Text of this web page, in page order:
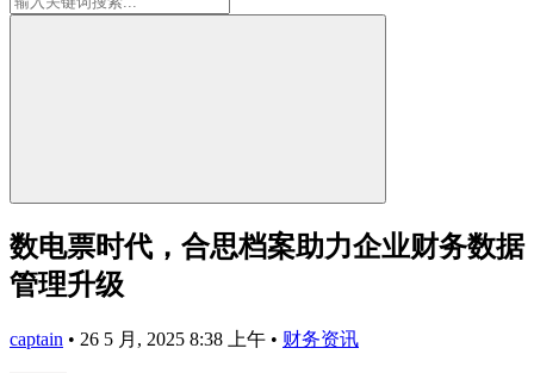
数电票时代，合思档案助力企业财务数据
管理升级
captain • 26 5 月, 2025 8:38 上午 • 财务资讯